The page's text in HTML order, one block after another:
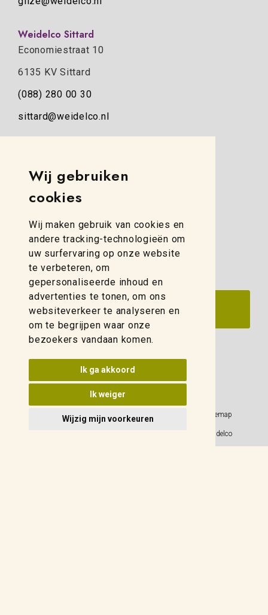
Wij gebruiken
cookies
Wij maken gebruik van cookies en
andere tracking-technologieën om
uw surfervaring op onze website
te verbeteren, om
gepersonaliseerde inhoud en
advertenties te tonen, om ons
websiteverkeer te analyseren en
om te begrijpen waar onze
bezoekers vandaan komen.
Ik ga akkoord
Ik weiger
Wijzig mijn voorkeuren
Weidelco Sittard
Economiestraat 10
6135 KV Sittard
(088) 280 00 30
sittard@weidelco.nl
zwolle@weidelco.nl
Update cookies voorkeuren
Privacy Policy Sitemap
© 2026 Weidelco